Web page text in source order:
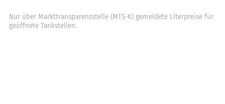
Nur über Markttransparenzstelle (MTS-K) gemeldete Literpreise für
geöffnete Tankstellen.